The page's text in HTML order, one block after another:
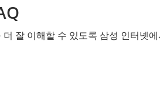
잘 이해할 수 있도록 삼성 인터넷